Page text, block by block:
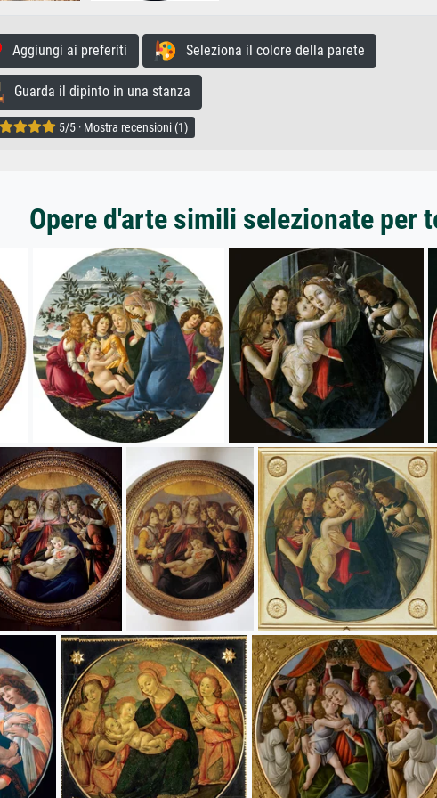
Aggiungi ai preferiti Seleziona il colore della parete
Guarda il dipinto in una stanza
5/5 · Mostra recensioni (1)
Opere d'arte simili selezionate per